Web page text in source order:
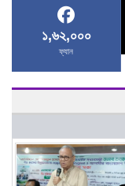
১,৬২,০০০
ফ্যান